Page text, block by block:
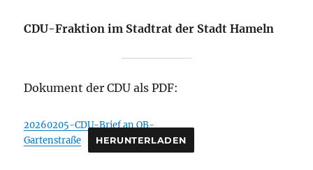
CDU-Fraktion im Stadtrat der Stadt Hameln
Dokument der CDU als PDF:
20260205-CDU-Brief an OB-
Gartenstraße
HERUNTERLADEN